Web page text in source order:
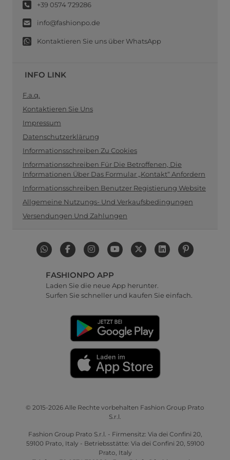
+39 0574 729286
info@fashionpo.de
Kontaktieren Sie uns über WhatsApp
INFO LINK
F.a.q.
Kontaktieren Sie Uns
Impressum
Datenschutzerklärung
Informationsschreiben Zu Cookies
Informationsschreiben Für Die Betroffenen, Die
Informationen Über Das Formular „Kontakt“ Anfordern
Informationsschreiben Benutzer Registierung Website
Allgemeine Nutzungs- Und Verkaufsbedingungen
Versendungen Und Zahlungen
FASHIONPO APP
Laden Sie die neue App herunter.
Surfen Sie schneller und kaufen Sie einfach.
© 2015-2026 Alle Rechte vorbehalten Fashion Group Prato
S.r.l.
Fashion Group Prato S.r.l. - Firmensitz: Via dei Confini 20,
59100 Prato, Italy - Betriebsstätte: Via dei Confini 20, 59100
Prato, Italy